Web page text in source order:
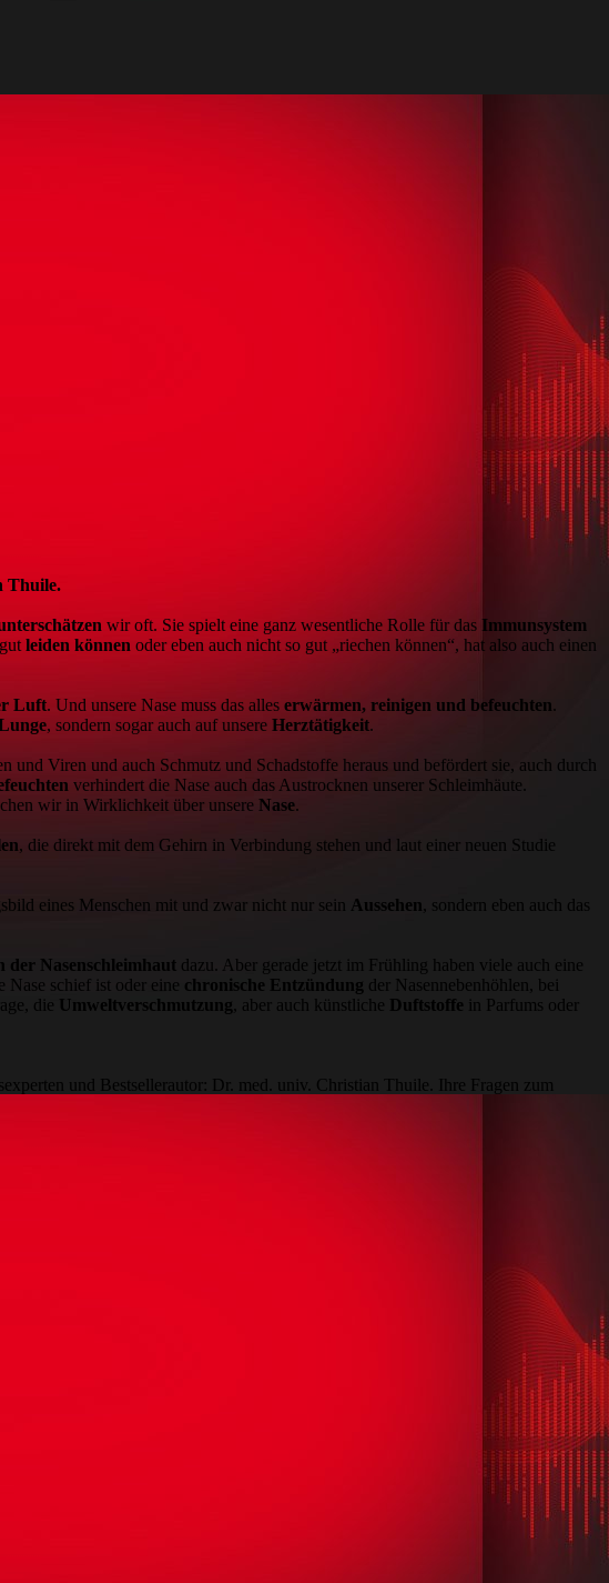
Thuile.
wir oft. Sie spielt eine ganz wesentliche Rolle für das Immunsystem
leiden können oder eben auch nicht so gut „riechen können“, hat also auch einen
Luft. Und unsere Nase muss das alles erwärmen, reinigen und befeuchten.
, sondern sogar auch auf unsere Herztätigkeit.
und Viren und auch Schmutz und Schadstoffe heraus und befördert sie, auch durch
verhindert die Nase auch das Austrocknen unserer Schleimhäute.
wir in Wirklichkeit über unsere Nase.
, die direkt mit dem Gehirn in Verbindung stehen und laut einer neuen Studie
eines Menschen mit und zwar nicht nur sein Aussehen, sondern eben auch das
der Nasenschleimhaut dazu. Aber gerade jetzt im Frühling haben viele auch eine
Nase schief ist oder eine chronische Entzündung der Nasennebenhöhlen, bei
die Umweltverschmutzung , aber auch künstliche Duftstoffe in Parfums oder
und Bestsellerautor: Dr. med. univ. Christian Thuile. Ihre Fragen zum